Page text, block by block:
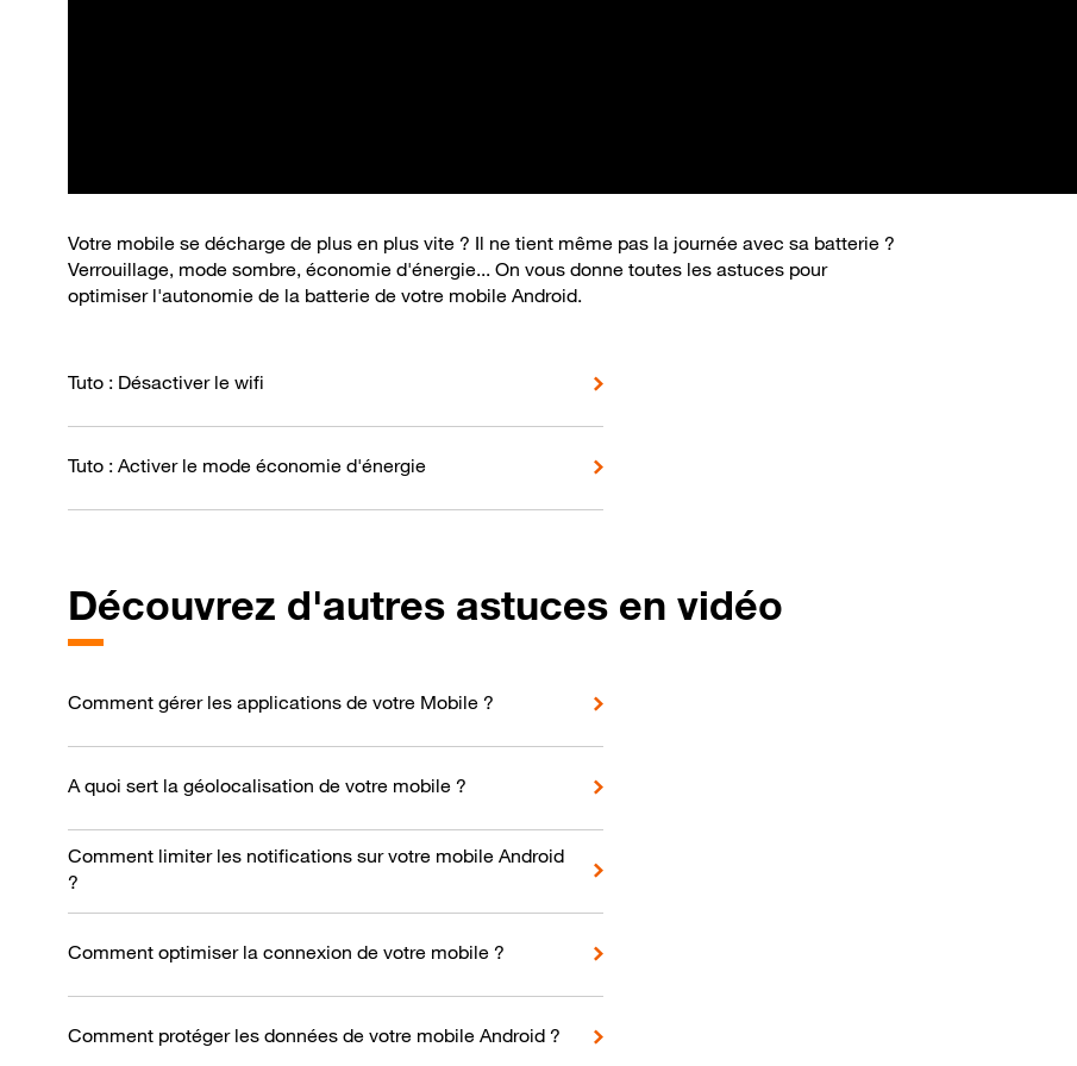
Votre mobile se décharge de plus en plus vite ? Il ne tient même pas la journée avec sa batterie ?
Verrouillage, mode sombre, économie d'énergie... On vous donne toutes les astuces pour
optimiser l'autonomie de la batterie de votre mobile Android.
Tuto : Désactiver le wifi
Tuto : Activer le mode économie d'énergie
Découvrez d'autres astuces en vidéo
Comment gérer les applications de votre Mobile ?
A quoi sert la géolocalisation de votre mobile ?
Comment limiter les notifications sur votre mobile Android
?
Comment optimiser la connexion de votre mobile ?
Comment protéger les données de votre mobile Android ?